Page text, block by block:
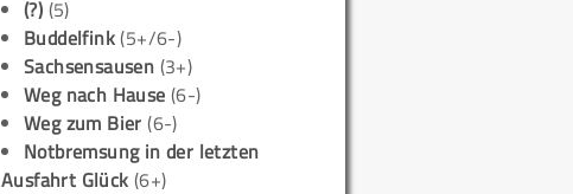
(?) (5)
Buddelfink(5+/6-)
Sachsensausen (3+)
Weg nach Hause (6-)
Weg zum Bier (6-)
Notbremsung in der letzten
Ausfahrt Glück (6+)